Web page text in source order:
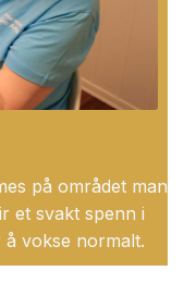
på området man
et svakt spenn i
vokse normalt.